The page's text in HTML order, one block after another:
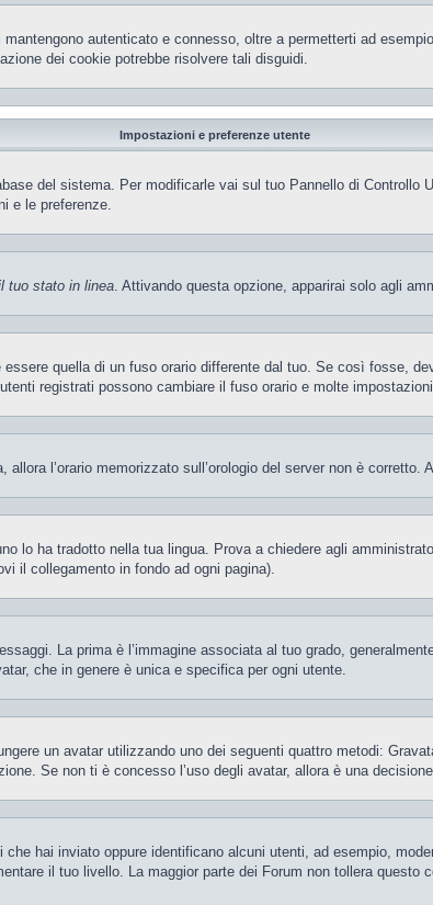
autenticato e connesso, oltre a permetterti ad
dei cookie potrebbe risolvere tali disguidi.
Impostazioni e preferenze utente
del sistema. Per modificarle vai sul tuo Pannello di Controllo
e le preferenze.
tuo stato in linea. Attivando questa opzione, apparirai solo agli
essere quella di un fuso orario differente dal tuo. Se così fosse,
registrati possono cambiare il fuso orario e molte
l’orario memorizzato sull’orologio del server non è corretto.
lo ha tradotto nella tua lingua. Prova a chiedere agli
il collegamento in fondo ad ogni pagina).
La prima è l’immagine associata al tuo grado,
che in genere è unica e specifica per ogni utente.
un avatar utilizzando uno dei seguenti quattro metodi:
Se non ti è concesso l’uso degli avatar, allora è una
hai inviato oppure identificano alcuni utenti, ad esempio,
il tuo livello. La maggior parte dei Forum non tollera questo